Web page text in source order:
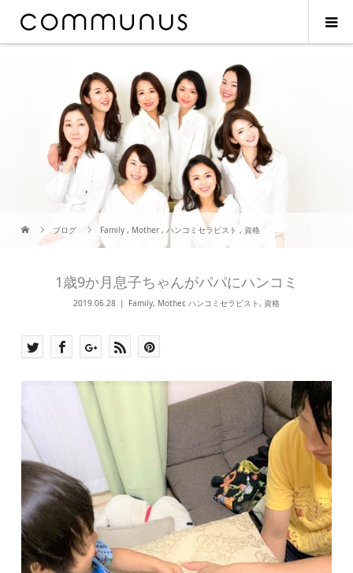
ブログ Family , Mother ,ハンコミセラピスト , 資格
1歳9か月息子ちゃんがパパにハンコミ
2019.06.28 Family, Mother, ハンコミセラピスト , 資格